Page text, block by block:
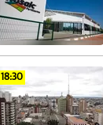
18:30